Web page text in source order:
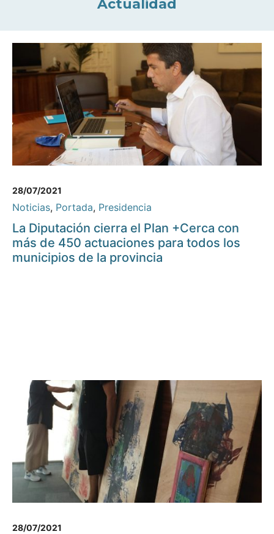
Actualidad
28/07/2021
Noticias, Portada, Presidencia
La Diputación cierra el Plan +Cerca con
más de 450 actuaciones para todos los
municipios de la provincia
28/07/2021